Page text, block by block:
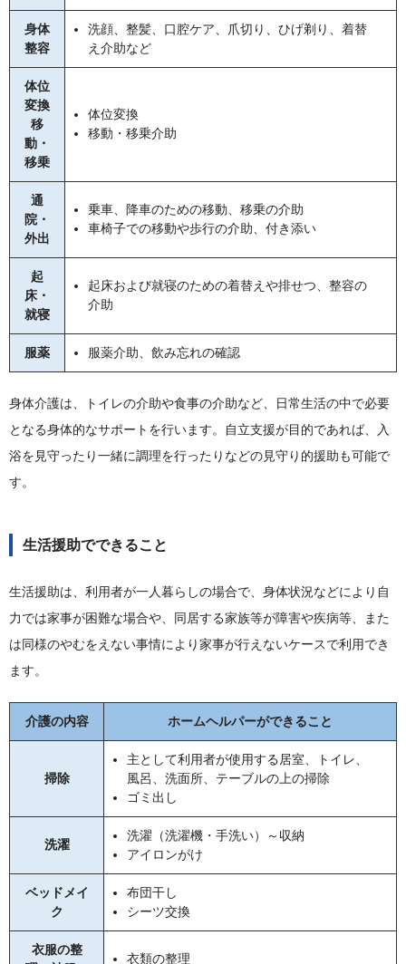
身体
整容
洗顔、整髪、口腔ケア、爪切り、ひげ剃り、着替
え介助など
体位
変換
移
動・
移乗
体位変換
移動・移乗介助
通
院・
外出
乗車、降車のための移動、移乗の介助
車椅子での移動や歩行の介助、付き添い
起
床・
就寝
起床および就寝のための着替えや排せつ、整容の
介助
服薬 服薬介助、飲み忘れの確認
身体介護は、トイレの介助や食事の介助など、日常生活の中で必要
となる身体的なサポートを行います。自立支援が目的であれば、入
浴を見守ったり一緒に調理を行ったりなどの見守り的援助も可能で
す。
生活援助でできること
生活援助は、利用者が一人暮らしの場合で、身体状況などにより自
力では家事が困難な場合や、同居する家族等が障害や疾病等、また
は同様のやむをえない事情により家事が行えないケースで利用でき
ます。
介護の内容 ホームヘルパーができること
掃除
主として利用者が使用する居室、トイレ、
風呂、洗面所、テーブルの上の掃除
ゴミ出し
洗濯
洗濯（洗濯機・手洗い）～収納
アイロンがけ
ベッドメイ
ク
布団干し
シーツ交換
衣服の整
衣類の整理